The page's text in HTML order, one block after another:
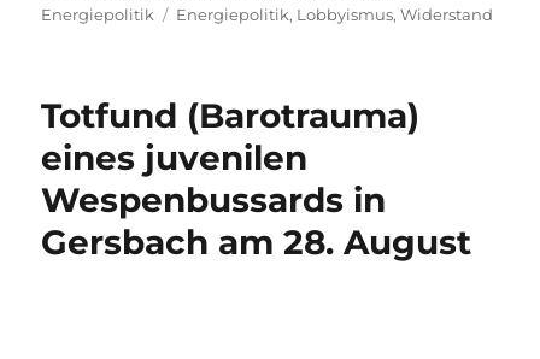
am
Energiepolitik
Schlagwörter
Energiepolitik, Lobbyismus,Widerstand
Totfund (Barotrauma)
eines juvenilen
Wespenbussards in
Gersbach am 28. August